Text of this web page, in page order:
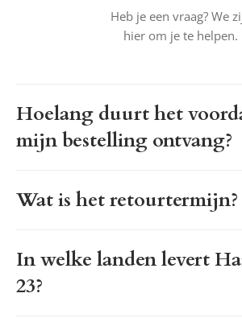
Heb je een vraag? We
hier om je te helpen.
Hoelang duurt het
mijn bestelling ontvang?
Wat is het retourtermijn?
In welke landen levert
23?